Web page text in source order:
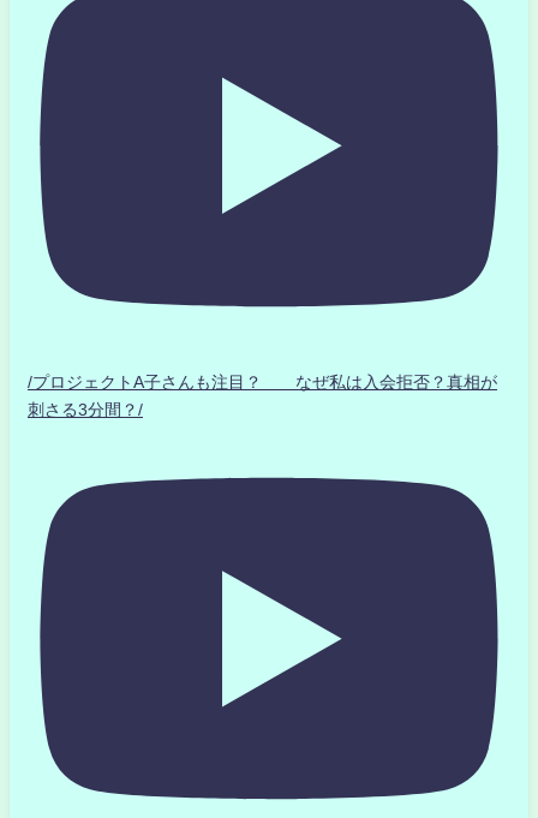
/プロジェクトA子さんも注目？ なぜ私は入会拒否？真相が
刺さる3分間？/